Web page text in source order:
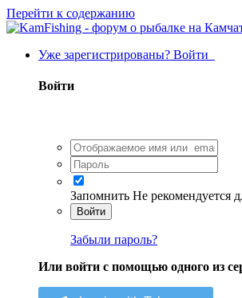
Перейти к содержанию
Уже зарегистрированы? Войти
Войти
Запомнить Не рекомендуется
Войти
Забыли пароль?
Или войти с помощью одного из